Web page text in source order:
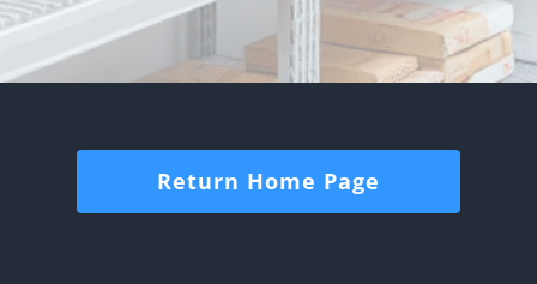
Return Home Page